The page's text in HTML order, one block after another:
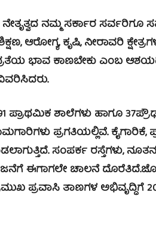
ನಮ್ಮ ಸರ್ಕಾರ ಸರ್ವರಿಗೂ
ಆರೋಗ್ಯ, ಕೃಷಿ, ನೀರಾವರಿ
ಭಾವ ಕಾಣಬೇಕು ಎಂಬ
ಶಾಲೆಗಳು ಹಾಗೂ
ಪ್ರಗತಿಯಲ್ಲಿವೆ.
ಸಂಪರ್ಕ ರಸ್ತೆಗಳು,
ಈಗಾಗಲೇ ಚಾಲನೆ
ಪ್ರವಾಸಿ ತಾಣಗಳ ಅಭಿವೃದ್ಧಿಗೆ